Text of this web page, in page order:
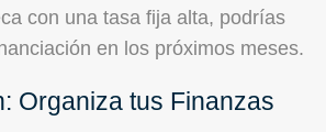
con una tasa fija alta, podrías
en los próximos meses.
Organiza tus Finanzas